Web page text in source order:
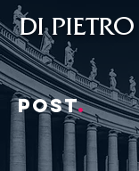
DI PIETRO
POST.